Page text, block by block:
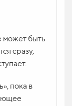
может быть
сразу,
пока в